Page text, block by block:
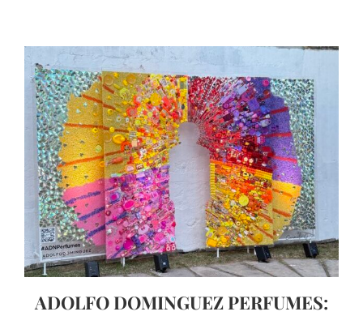
ADOLFO DOMINGUEZ PERFUMES: